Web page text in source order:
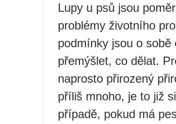
Lupy u psů jsou
problémy životního
podmínky jsou o
přemýšlet, co dělat.
naprosto přirozený
příliš mnoho, je to již
případě, pokud má